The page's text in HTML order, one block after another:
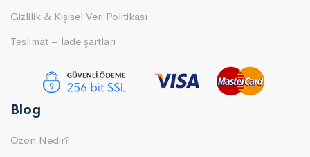
Gizlilik & Kişisel Veri Politikası
Teslimat – İade şartları
Blog
Ozon Nedir?